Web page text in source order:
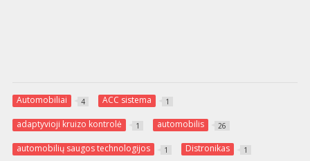
Automobiliai 4 ACC sistema 1
adaptyvioji kruizo kontrolė 1 automobilis 26
automobilių saugos technologijos 1 Distronikas 1